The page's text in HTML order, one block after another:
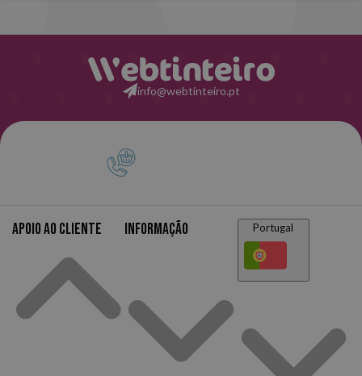
info@webtinteiro.pt
Apoio ao cliente Informação Portugal